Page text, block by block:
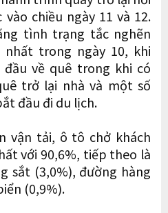
chiều ngày 11 và 12.
tình trạng tắc nghẽn
trong ngày 10, khi
về quê trong khi có
trở lại nhà và một số
đầu đi du lịch.
vận tải, ô tô chở khách
với 90,6%, tiếp theo là
sắt (3,0%), đường hàng
(0,9%).